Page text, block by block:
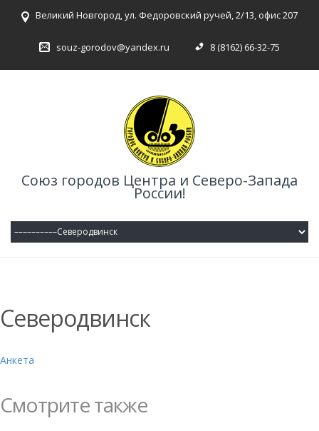
Великий Новгород, ул. Федоровский ручей, 2/13, офис 207
souz-gorodov@yandex.ru 8 (8162) 66-32-75
Союз городов Центра и Северо-Запада
России!
Северодвинск
Анкета
Смотрите также